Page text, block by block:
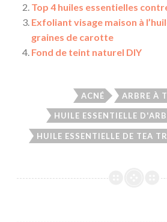
Top 4 huiles essentielles
Exfoliant visage maison à
graines de carotte
Fond de teint naturel DIY
ACNÉ ARBRE À
HUILE ESSENTIELLE
HUILE ESSENTIELLE DE TEA